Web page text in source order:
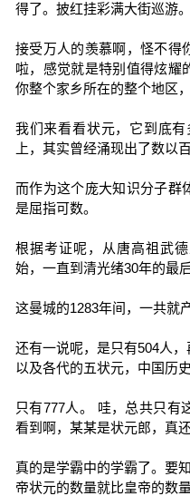
得了。披红挂彩满大街巡游。
接受万人的羡慕啊，怪不得
啦，感觉就是特别值得炫耀
你整个家乡所在的整个地区
我们来看看状元，它到底
上，其实曾经涌现出了数以
而作为这个庞大知识分子群
是屈指可数。
根据考证呢，从唐高祖武
始，一直到清光绪30年的最
这曼城的1283年间，一共就
还有一说呢，是只有504人，
以及各代的五状元，中国历
只有777人。 哇，总共只有
看到啊，某某是状元郎，真
真的是学霸中的学霸了。要
帝状元的数量就比皇帝的数